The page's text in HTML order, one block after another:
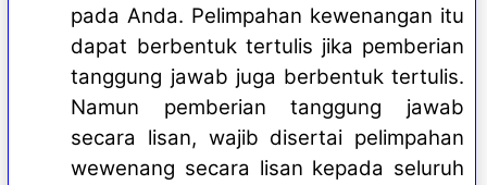
pada Anda. Pelimpahan kewenangan itu
dapat berbentuk tertulis jika pemberian
tanggung jawab juga berbentuk tertulis.
Namun pemberian tanggung jawab
secara lisan, wajib disertai pelimpahan
wewenang secara lisan kepada seluruh